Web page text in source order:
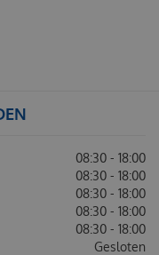
08:30 - 18:00
08:30 - 18:00
08:30 - 18:00
08:30 - 18:00
08:30 - 18:00
Gesloten